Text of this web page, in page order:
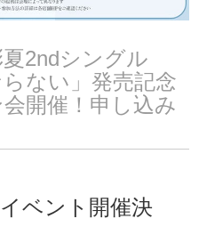
2ndシングル
ない」発売記念
開催！申し込み
ベント開催決